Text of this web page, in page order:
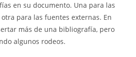
en su documento. Una para las
para las fuentes externas. En
más de una bibliografía, pero
algunos rodeos.